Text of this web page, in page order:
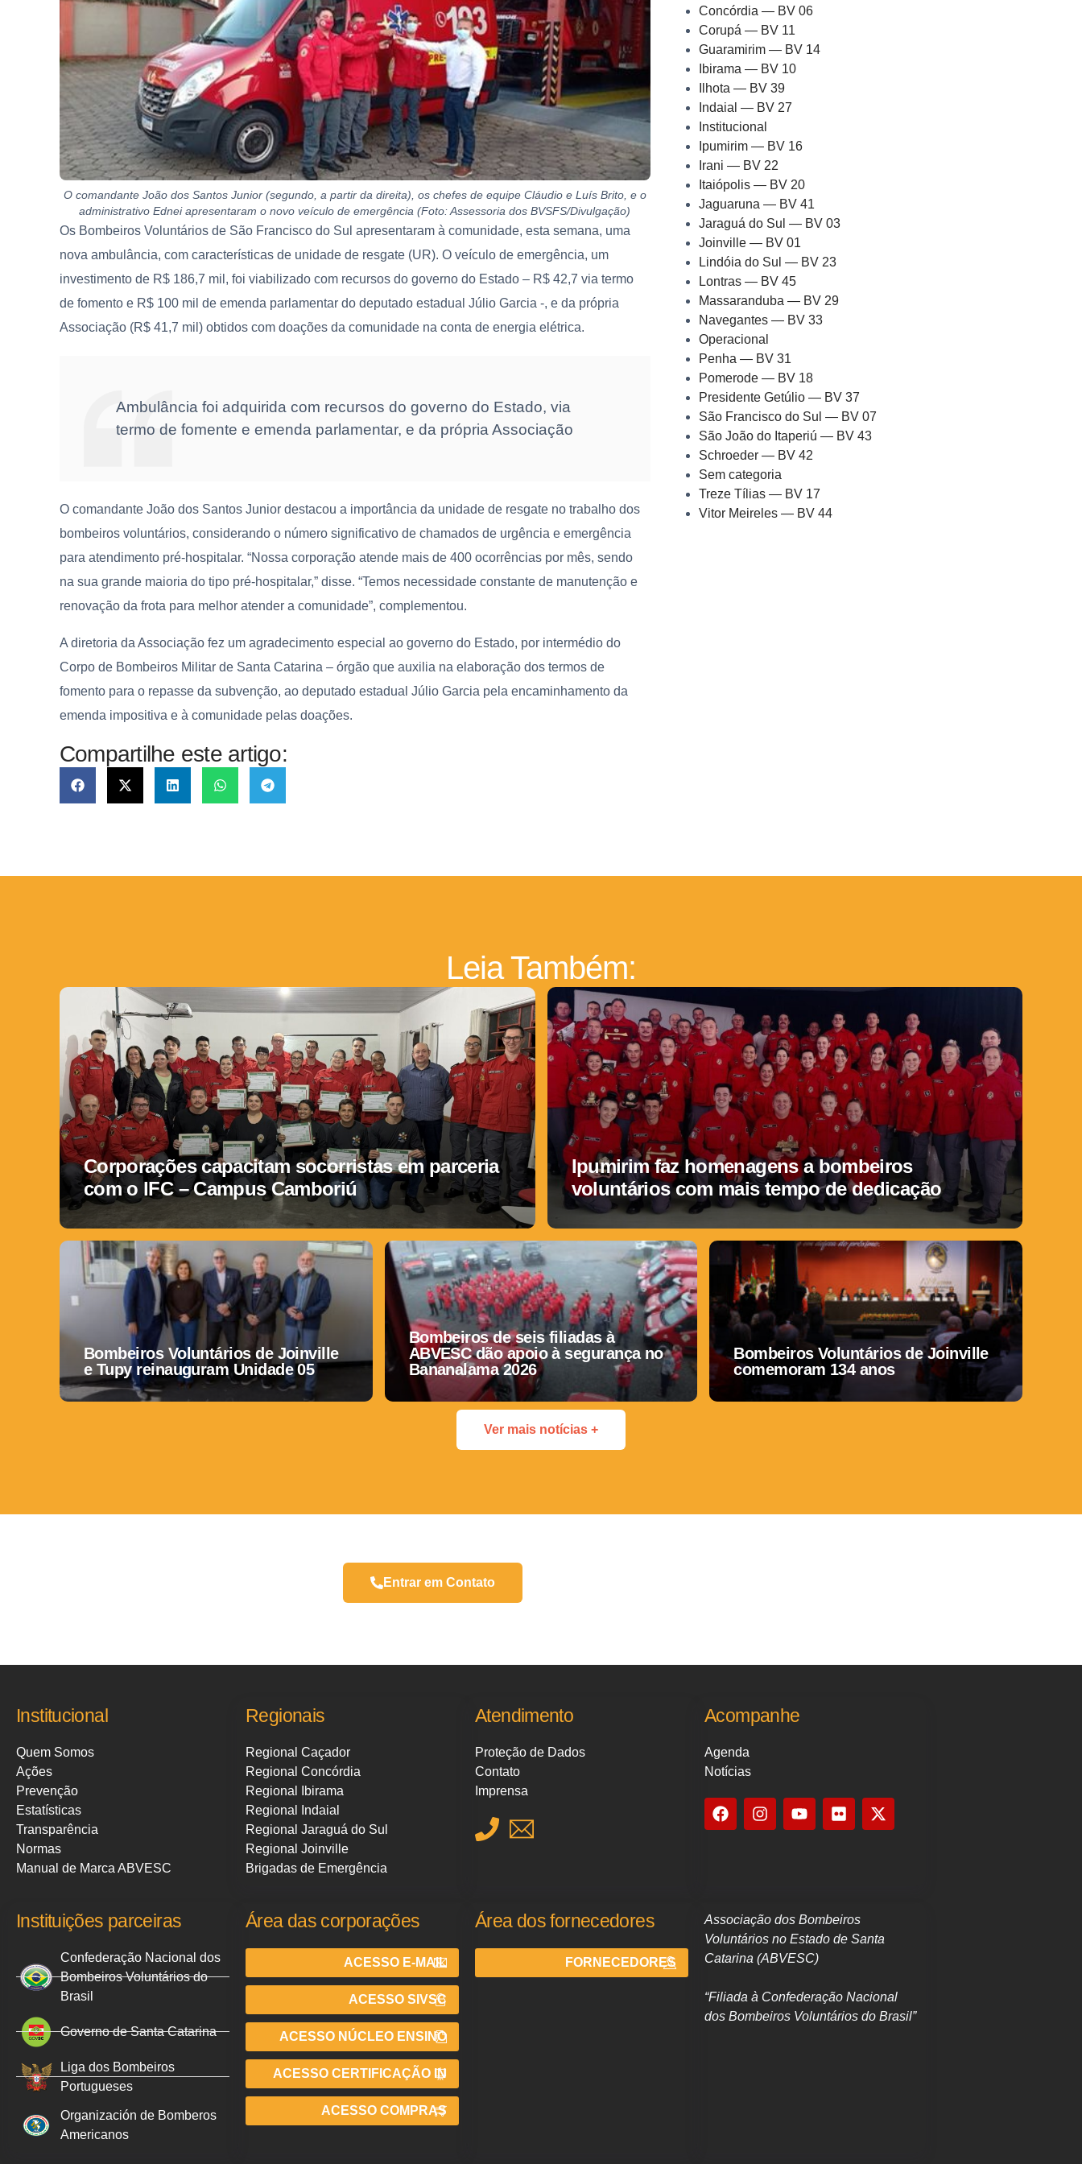
O comandante João dos Santos Junior (segundo, a partir da direita), os chefes de equipe Cláudio e Luís Brito, e o
administrativo Ednei apresentaram o novo veículo de emergência (Foto: Assessoria dos BVSFS/Divulgação)
Os Bombeiros Voluntários de São Francisco do Sul apresentaram à comunidade, esta semana, uma
nova ambulância, com características de unidade de resgate (UR). O veículo de emergência, um
investimento de R$ 186,7 mil, foi viabilizado com recursos do governo do Estado – R$ 42,7 via termo
de fomento e R$ 100 mil de emenda parlamentar do deputado estadual Júlio Garcia -, e da própria
Associação (R$ 41,7 mil) obtidos com doações da comunidade na conta de energia elétrica.
Ambulância foi adquirida com recursos do governo do Estado, via
termo de fomente e emenda parlamentar, e da própria Associação
O comandante João dos Santos Junior destacou a importância da unidade de resgate no trabalho dos
bombeiros voluntários, considerando o número significativo de chamados de urgência e emergência
para atendimento pré-hospitalar. “Nossa corporação atende mais de 400 ocorrências por mês, sendo
na sua grande maioria do tipo pré-hospitalar,” disse. “Temos necessidade constante de manutenção e
renovação da frota para melhor atender a comunidade”, complementou.
A diretoria da Associação fez um agradecimento especial ao governo do Estado, por intermédio do
Corpo de Bombeiros Militar de Santa Catarina – órgão que auxilia na elaboração dos termos de
fomento para o repasse da subvenção, ao deputado estadual Júlio Garcia pela encaminhamento da
emenda impositiva e à comunidade pelas doações.
Compartilhe este artigo:
Concórdia — BV 06
Corupá — BV 11
Guaramirim — BV 14
Ibirama — BV 10
Ilhota — BV 39
Indaial — BV 27
Institucional
Ipumirim — BV 16
Irani — BV 22
Itaiópolis — BV 20
Jaguaruna — BV 41
Jaraguá do Sul — BV 03
Joinville — BV 01
Lindóia do Sul — BV 23
Lontras — BV 45
Massaranduba — BV 29
Navegantes — BV 33
Operacional
Penha — BV 31
Pomerode — BV 18
Presidente Getúlio — BV 37
São Francisco do Sul — BV 07
São João do Itaperiú — BV 43
Schroeder — BV 42
Sem categoria
Treze Tílias — BV 17
Vitor Meireles — BV 44
Leia Também:
Corporações capacitam socorristas em parceria
com o IFC – Campus Camboriú
Ipumirim faz homenagens a bombeiros
voluntários com mais tempo de dedicação
Bombeiros Voluntários de Joinville
e Tupy reinauguram Unidade 05
Bombeiros de seis filiadas à
ABVESC dão apoio à segurança no
Bananalama 2026
Bombeiros Voluntários de Joinville
comemoram 134 anos
Ver mais notícias +
Entrar em Contato
Institucional
Quem Somos
Ações
Prevenção
Estatísticas
Transparência
Normas
Manual de Marca ABVESC
Regionais
Regional Caçador
Regional Concórdia
Regional Ibirama
Regional Indaial
Regional Jaraguá do Sul
Regional Joinville
Brigadas de Emergência
Atendimento
Proteção de Dados
Contato
Imprensa
Acompanhe
Agenda
Notícias
Instituições parceiras
Confederação Nacional dos
Bombeiros Voluntários do
Brasil
Governo de Santa Catarina
Liga dos Bombeiros
Portugueses
Organización de Bomberos
Americanos
Área das corporações
ACESSO E-MAIL
ACESSO SIVSC
ACESSO NÚCLEO ENSINO
ACESSO CERTIFICAÇÃO IN
ACESSO COMPRAS
Área dos fornecedores
FORNECEDORES
Associação dos Bombeiros
Voluntários no Estado de Santa
Catarina (ABVESC)
“Filiada à Confederação Nacional
dos Bombeiros Voluntários do Brasil”